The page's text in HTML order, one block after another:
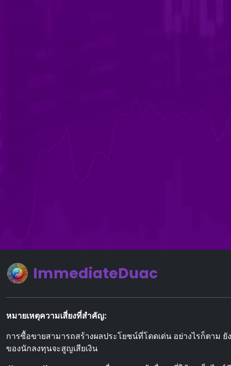
ImmediateDuac
หมายเหตุความเสี่ยงที่สําคัญ:
การซื้อขายสามารถสร้างผลประโยชน์ที่โดดเด่น อย่างไรก็ตาม
ของนักลงทุนจะสูญเสียเงิน